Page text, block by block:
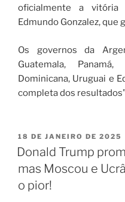
oficialmente a vitória
Edmundo Gonzalez, que
Os governos da
Guatemala, Panamá,
Dominicana, Uruguai e
completa dos
18 DE JANEIRO DE 2025
Donald Trump
mas Moscou e
o pior!